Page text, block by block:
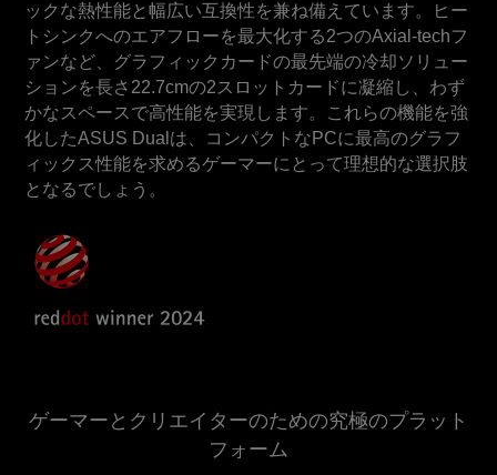
ックな熱性能と幅広い互換性を兼ね備えています。ヒー
トシンクへのエアフローを最大化する2つのAxial-techフ
ァンなど、グラフィックカードの最先端の冷却ソリュー
ションを長さ22.7cmの2スロットカードに凝縮し、わず
かなスペースで高性能を実現します。これらの機能を強
化したASUS Dualは、コンパクトなPCに最高のグラフ
ィックス性能を求めるゲーマーにとって理想的な選択肢
となるでしょう。
ゲーマーとクリエイターのための究極のプラット
フォーム